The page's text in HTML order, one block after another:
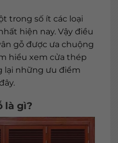
trong số ít các loại
hiện nay. Vậy điều
gỗ được ưa chuộng
hiểu xem cửa thép
lại những ưu điểm
là gì?